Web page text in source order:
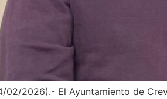
02/2026).- El Ayuntamiento de